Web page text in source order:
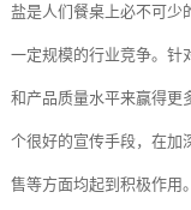
盐是人们餐桌上必不可少
一定规模的行业竞争。针
和产品质量水平来赢得更
个很好的宣传手段，在加
售等方面均起到积极作用。